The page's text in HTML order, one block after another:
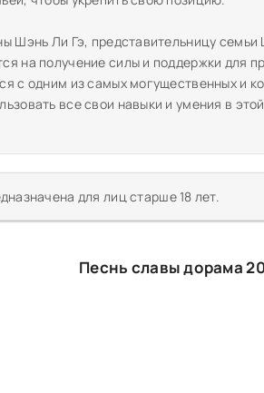
Шэнь Ли Гэ, представительницу
на получение силы и поддержки для
с одним из самых могущественных и
все свои навыки и умения в
для лиц старше 18 лет.
Песнь славы дорама